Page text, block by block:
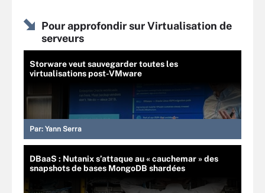
Pour approfondir sur Virtualisation de
serveurs
Storware veut sauvegarder toutes les
virtualisations post-VMware
Par: Yann Serra
DBaaS : Nutanix s’attaque au « cauchemar » des
snapshots de bases MongoDB shardées